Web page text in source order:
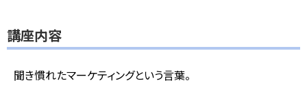
講座内容
聞き慣れたマーケティングという言葉。